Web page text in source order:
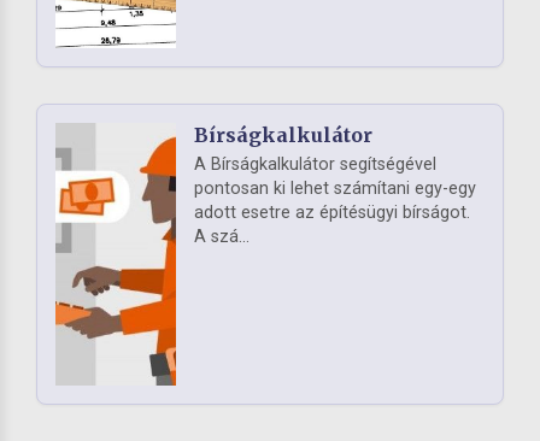
Bírságkalkulátor
A Bírságkalkulátor segítségével
pontosan ki lehet számítani egy-egy
adott esetre az építésügyi bírságot.
A szá...